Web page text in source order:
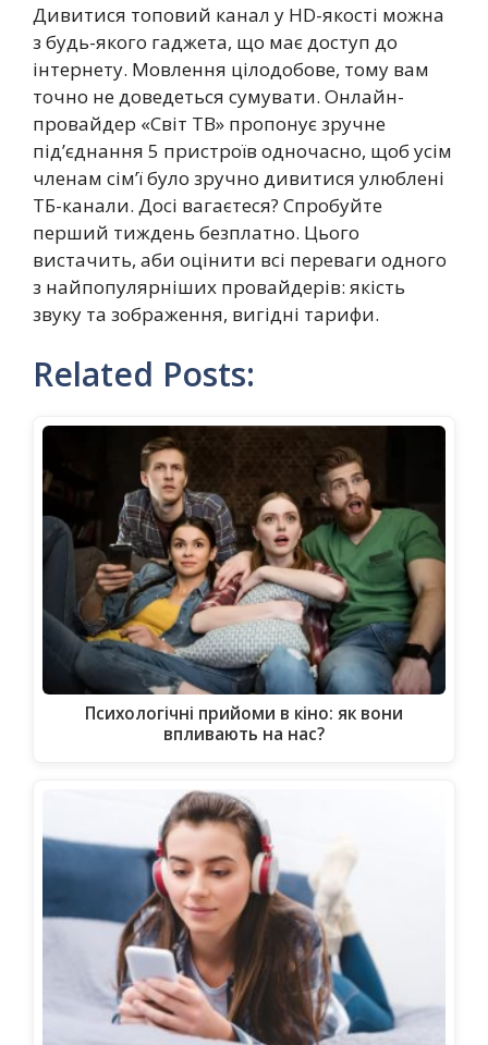
Дивитися топовий канал у НD-якості можна
з будь-якого гаджета, що має доступ до
інтернету. Мовлення цілодобове, тому вам
точно не доведеться сумувати. Онлайн-
провайдер «Світ ТВ» пропонує зручне
під’єднання 5 пристроїв одночасно, щоб усім
членам сім’ї було зручно дивитися улюблені
ТБ-канали. Досі вагаєтеся? Спробуйте
перший тиждень безплатно. Цього
вистачить, аби оцінити всі переваги одного
з найпопулярніших провайдерів: якість
звуку та зображення, вигідні тарифи.
Related Posts:
Психологічні прийоми в кіно: як вони
впливають на нас?